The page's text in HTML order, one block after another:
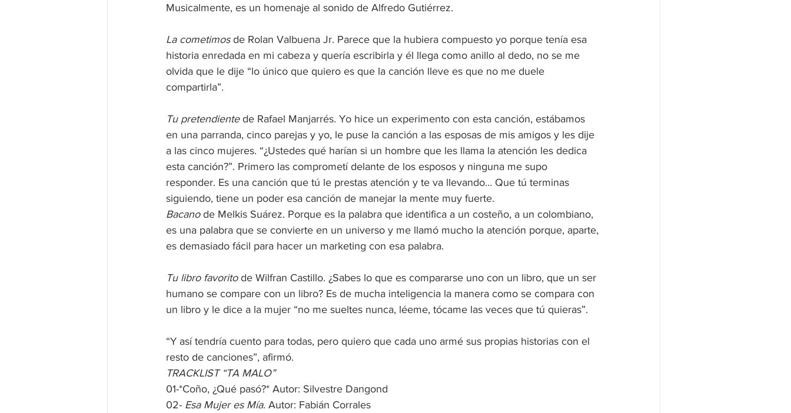
Musicalmente, es un homenaje al sonido de Alfredo Gutiérrez.
La cometimos de Rolan Valbuena Jr. Parece que la hubiera compuesto yo porque tenía esa
historia enredada en mi cabeza y quería escribirla y él llega como anillo al dedo, no se me
olvida que le dije “lo único que quiero es que la canción lleve es que no me duele
compartirla”.
Tu pretendiente de Rafael Manjarrés. Yo hice un experimento con esta canción, estábamos
en una parranda, cinco parejas y yo, le puse la canción a las esposas de mis amigos y les dije
a las cinco mujeres. “¿Ustedes qué harían si un hombre que les llama la atención les dedica
esta canción?”. Primero las comprometí delante de los esposos y ninguna me supo
responder. Es una canción que tú le prestas atención y te va llevando… Que tú terminas
siguiendo, tiene un poder esa canción de manejar la mente muy fuerte.
Bacano de Melkis Suárez. Porque es la palabra que identifica a un costeño, a un colombiano,
es una palabra que se convierte en un universo y me llamó mucho la atención porque, aparte,
es demasiado fácil para hacer un marketing con esa palabra.
Tu libro favorito de Wilfran Castillo. ¿Sabes lo que es compararse uno con un libro, que un ser
humano se compare con un libro? Es de mucha inteligencia la manera como se compara con
un libro y le dice a la mujer “no me sueltes nunca, léeme, tócame las veces que tú quieras”.
“Y así tendría cuento para todas, pero quiero que cada uno armé sus propias historias con el
resto de canciones”, afirmó.
TRACKLIST “TA MALO”
01-*Coño, ¿Qué pasó?* Autor: Silvestre Dangond
02- Esa Mujer es Mía. Autor: Fabián Corrales